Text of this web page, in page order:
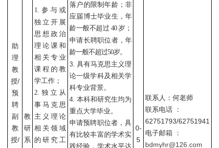
助
理
教
授/
预
聘
副
教
授/
教
研
系
1. 参与或
独立开展
思想政治
理论课和
相关专业
课程的教
学工作；
2. 独立从
事马克思
主义 理论
相关领域
的研究工
落户的限制年龄；非
应届博士毕业生，年
龄一般不超过 40岁；
申请长聘职位者，年
龄一般不超过50岁。
3. 具有马克思主义理
论一级学科及相关学
科专业背景。
4. 本科和研究生均为
重点大学毕业。
申请预聘职位者，具
有比较丰富的学术实
践经验，学术水平达
0-
5
联系人：何老师
联系电话 ：
62751793/62751941
电子邮箱 ：
bdmyhr@126.com